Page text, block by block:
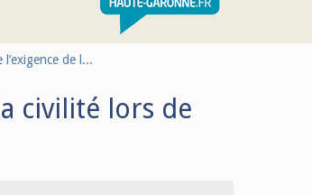
de l...
civilité lors de